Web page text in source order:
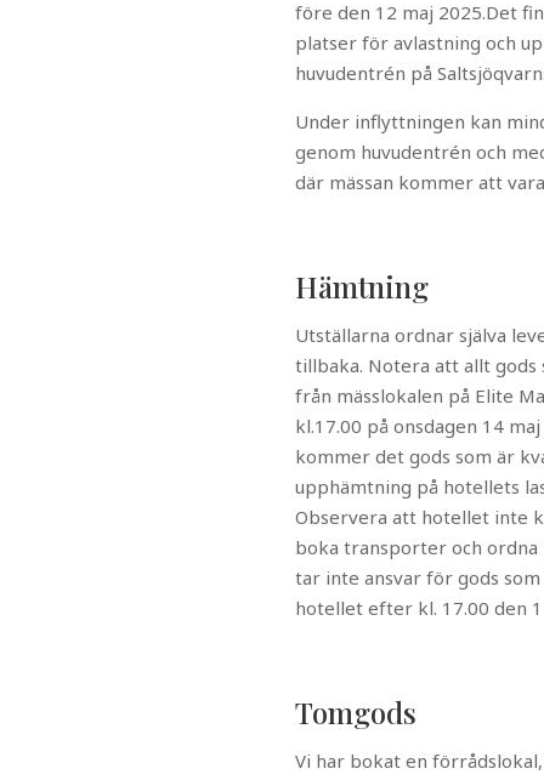
före den 12 maj 2025.Det
platser för avlastning och
huvudentrén på
Under inflyttningen kan
genom huvudentrén och
där mässan kommer att
Hämtning
Utställarna ordnar själva
tillbaka. Notera att allt gods
från mässlokalen på Elite
kl.17.00 på onsdagen 14
kommer det gods som är
upphämtning på hotellets
Observera att hotellet inte
boka transporter och ordna
tar inte ansvar för gods
hotellet efter kl. 17.00 den
Tomgods
Vi har bokat en